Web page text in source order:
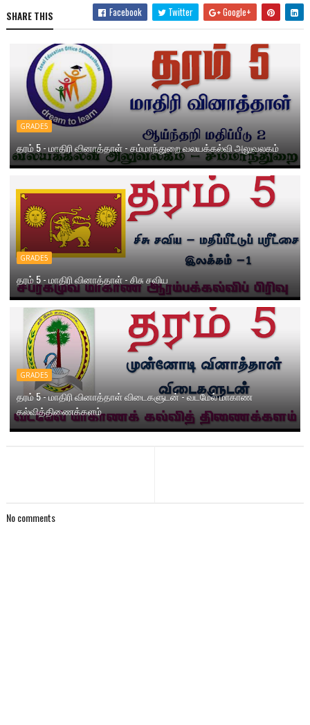
SHARE THIS Facebook Twitter Google+
GRADE5
தரம் 5 - மாதிரி வினாத்தாள் - சம்மாந்துறை வலயக்கல்வி அலுவலகம்
GRADE5
தரம் 5 - மாதிரி வினாத்தாள் - சிசு சவிய
GRADE5
தரம் 5 - மாதிரி வினாத்தாள் விடைகளுடன் - வடமேல் மாகாண
கல்வித்திணைக்களம்
No comments